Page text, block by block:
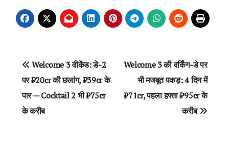
Post
navigation
Welcome 3 वीकेंड: डे-2
पर ₹20cr की छलांग, ₹39cr के
पार — Cocktail 2 भी ₹75cr
के करीब
Welcome 3 की वर्किंग-डे पर
भी मजबूत पकड़: 4 दिन में
₹71cr, पहला हफ्ता ₹95cr के
करीब